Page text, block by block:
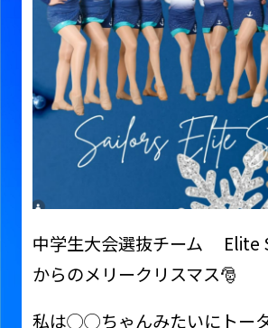
中学生大会選抜チーム Elite
からのメリークリスマス🎅
私は◯◯ちゃんみたいにトー